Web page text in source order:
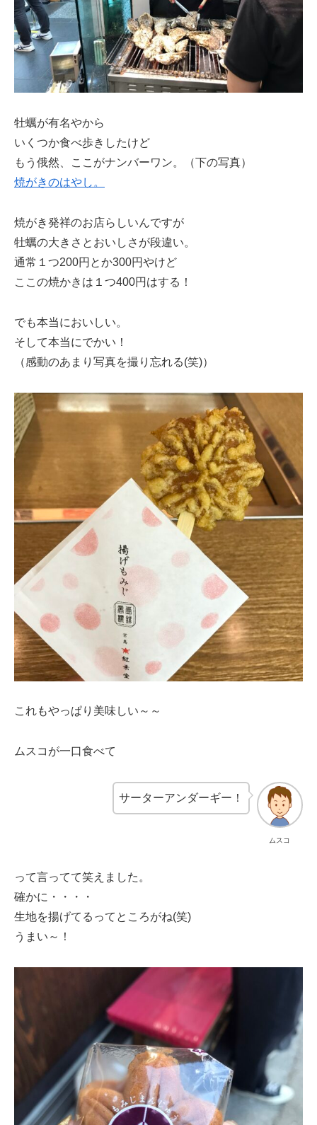
牡蠣が有名やから
いくつか食べ歩きしたけど
もう俄然、ここがナンバーワン。（下の写真）
焼がきのはやし。
焼がき発祥のお店らしいんですが
牡蠣の大きさとおいしさが段違い。
通常１つ200円とか300円やけど
ここの焼かきは１つ400円はする！
でも本当においしい。
そして本当にでかい！
（感動のあまり写真を撮り忘れる(笑)）
これもやっぱり美味しい～～
ムスコが一口食べて
ムスコ
サーターアンダーギー！
って言ってて笑えました。
確かに・・・・
生地を揚げてるってところがね(笑)
うまい～！